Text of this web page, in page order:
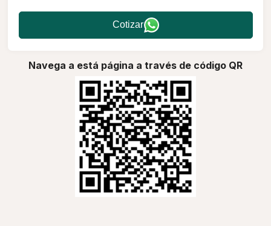
Cotizar
Navega a está página a través de código QR